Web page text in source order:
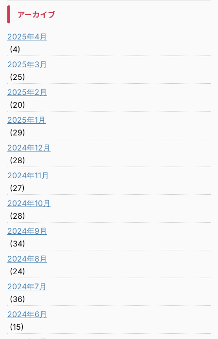
アーカイブ
2025年4月
(4)
2025年3月
(25)
2025年2月
(20)
2025年1月
(29)
2024年12月
(28)
2024年11月
(27)
2024年10月
(28)
2024年9月
(34)
2024年8月
(24)
2024年7月
(36)
2024年6月
(15)